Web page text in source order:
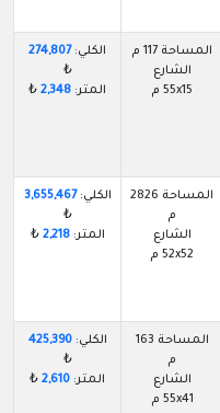
المساحة 117 م
الشارع
55x15 م
الكلي:274,807
₺
المتر: 2,348
₺
المساحة 2826
م
الشارع
52x52 م
الكلي:3,655,467
₺
المتر:2,218
₺
المساحة 163
م
الشارع
55x41 م
الكلي:425,390
₺
المتر: 2,610
₺